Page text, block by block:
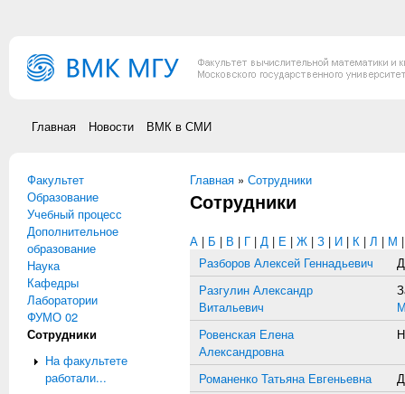
Главная Новости ВМК в СМИ
Факультет
Образование
Учебный процесс
Дополнительное
образование
Наука
Кафедры
Лаборатории
ФУМО 02
Сотрудники
На факультете
работали...
Вы здесь
Главная » Сотрудники
Сотрудники
А | Б | В | Г | Д | Е | Ж | З | И | К | Л | М
Разборов Алексей Геннадьевич
Разгулин Александр
Витальевич
Ровенская Елена
Александровна
Романенко Татьяна Евгеньевна